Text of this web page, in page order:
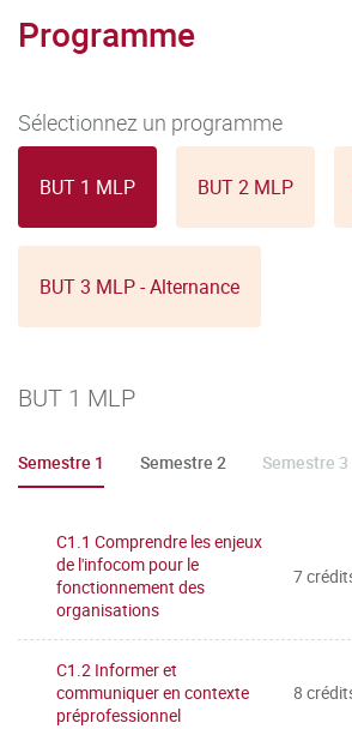
Programme
Sélectionnez un programme
BUT 1 MLP BUT 2 MLP
BUT 3 MLP - Alternance
BUT 1 MLP
Semestre 1 Semestre 2 Semestre 3
C1.1 Comprendre les enjeux
de l'infocom pour le
fonctionnement des
organisations
7
C1.2 Informer et
communiquer en contexte
préprofessionnel
8